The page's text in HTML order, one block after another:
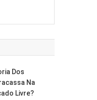
Dos
Na
Livre?